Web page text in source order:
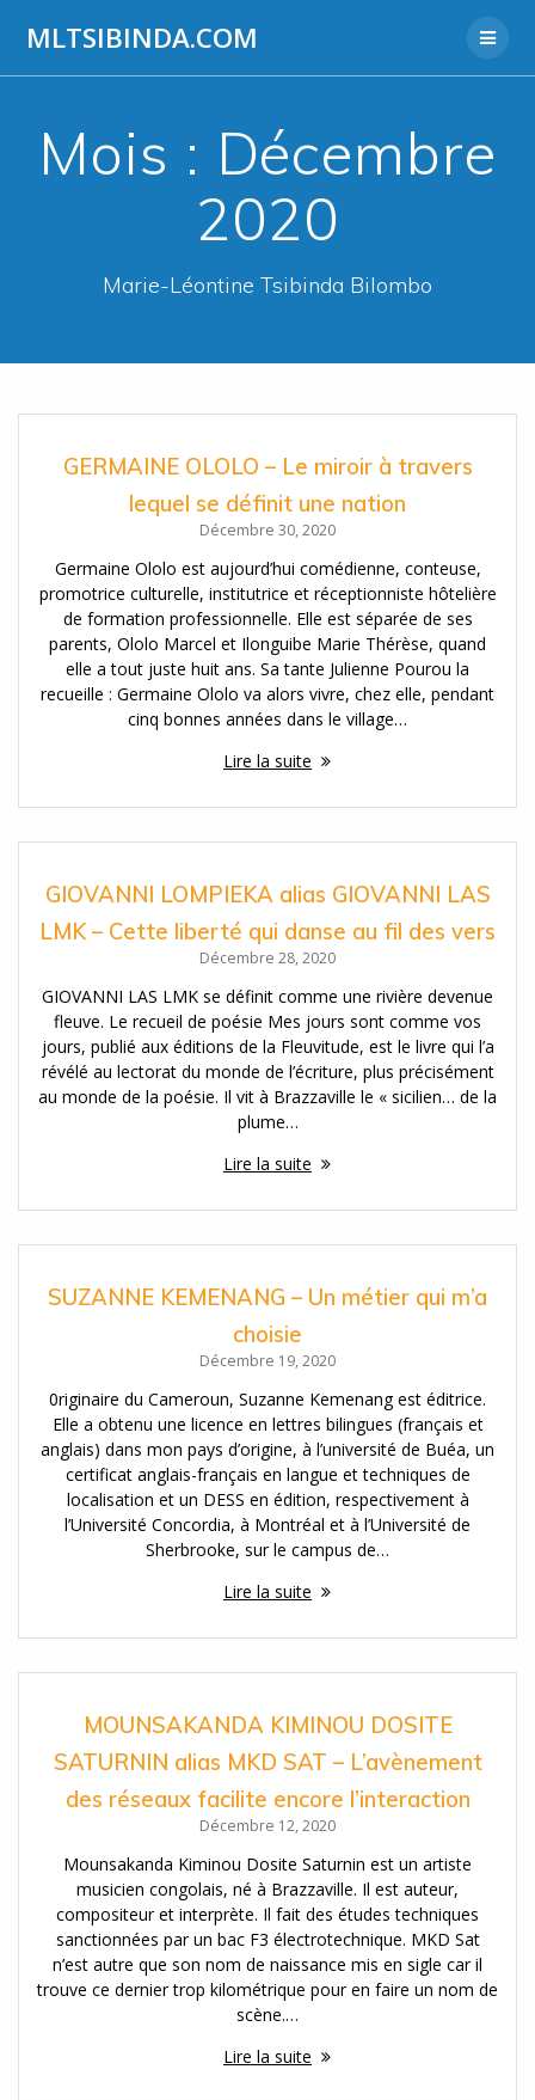
MLTSIBINDA.COM
Mois : Décembre
2020
Marie-Léontine Tsibinda Bilombo
GERMAINE OLOLO – Le miroir à travers
lequel se définit une nation
Décembre 30, 2020
Germaine Ololo est aujourd’hui comédienne, conteuse,
promotrice culturelle, institutrice et réceptionniste hôtelière
de formation professionnelle. Elle est séparée de ses
parents, Ololo Marcel et Ilonguibe Marie Thérèse, quand
elle a tout juste huit ans. Sa tante Julienne Pourou la
recueille : Germaine Ololo va alors vivre, chez elle, pendant
cinq bonnes années dans le village…
Lire la suite
GIOVANNI LOMPIEKA alias GIOVANNI LAS
LMK – Cette liberté qui danse au fil des vers
Décembre 28, 2020
GIOVANNI LAS LMK se définit comme une rivière devenue
fleuve. Le recueil de poésie Mes jours sont comme vos
jours, publié aux éditions de la Fleuvitude, est le livre qui l’a
révélé au lectorat du monde de l’écriture, plus précisément
au monde de la poésie. Il vit à Brazzaville le « sicilien… de la
plume…
Lire la suite
SUZANNE KEMENANG – Un métier qui m’a
choisie
Décembre 19, 2020
0riginaire du Cameroun, Suzanne Kemenang est éditrice.
Elle a obtenu une licence en lettres bilingues (français et
anglais) dans mon pays d’origine, à l’université de Buéa, un
certificat anglais-français en langue et techniques de
localisation et un DESS en édition, respectivement à
l’Université Concordia, à Montréal et à l’Université de
Sherbrooke, sur le campus de…
Lire la suite
MOUNSAKANDA KIMINOU DOSITE
SATURNIN alias MKD SAT – L’avènement
des réseaux facilite encore l’interaction
Décembre 12, 2020
Mounsakanda Kiminou Dosite Saturnin est un artiste
musicien congolais, né à Brazzaville. Il est auteur,
compositeur et interprète. Il fait des études techniques
sanctionnées par un bac F3 électrotechnique. MKD Sat
n’est autre que son nom de naissance mis en sigle car il
trouve ce dernier trop kilométrique pour en faire un nom de
scène.…
Lire la suite